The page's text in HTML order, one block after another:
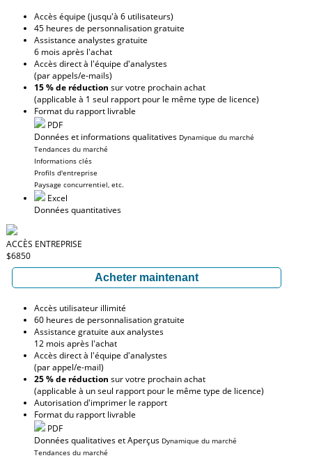
Accès équipe (jusqu'à 6 utilisateurs)
45 heures de personnalisation gratuite
Assistance analystes gratuite
6 mois après l'achat
Accès direct à l'équipe d'analystes
(par appels/e-mails)
15 % de réduction sur votre prochain achat
(applicable à 1 seul rapport pour le même type de licence)
Format du rapport livrable
PDF
Données et informations qualitatives Dynamique du marché
Tendances du marché
Informations clés
Profils d'entreprise
Paysage concurrentiel, etc.
Excel
Données quantitatives
ACCÈS ENTREPRISE
$6850
Acheter maintenant
Accès utilisateur illimité
60 heures de personnalisation gratuite
Assistance gratuite aux analystes
12 mois après l'achat
Accès direct à l'équipe d'analystes
(par appel/e-mail)
25 % de réduction sur votre prochain achat
(applicable à un seul rapport pour le même type de licence)
Autorisation d'imprimer le rapport
Format du rapport livrable
PDF
Données qualitatives et Aperçus Dynamique du marché
Tendances du marché